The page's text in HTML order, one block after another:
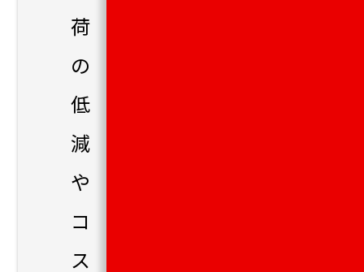
荷
の
低
減
や
コ
ス